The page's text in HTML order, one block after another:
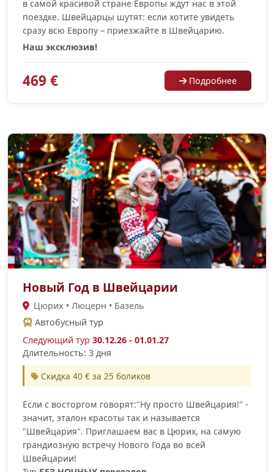
в самой красивой стране Европы ждут нас в этой
поездке. Швейцарцы шутят: если хотите увидеть
сразу всю Европу – приезжайте в Швейцарию.
Наш эксклюзив!
469 € Подробнее
Новый Год в Швейцарии
Цюрих • Люцерн • Базель
Автобусный тур
Следующий тур 30.12.26 - 01.01.27
Длительность: 3 дня
Скидка 40 € за 25 боликов
Если c восторгом говорят:"Ну просто Швейцария!" -
значит, эталон красоты так и называется
"Швейцария". Приглашаем вас в Цюрих, на самую
грандиозную встречу Нового Года во всей
Швейцарии!